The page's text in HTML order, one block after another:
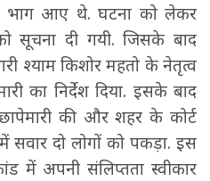
भाग आए थे. घटना को लेकर
सूचना दी गयी. जिसके बाद
श्याम किशोर महतो के नेतृत्व
का निर्देश दिया. इसके बाद
की और शहर के कोर्ट
सवार दो लोगों को पकड़ा. इस
में अपनी संलिप्तता स्वीकार